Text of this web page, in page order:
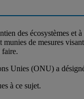
des écosystèmes
de mesures
faire.
Unies (ONU) a
à ce sujet.